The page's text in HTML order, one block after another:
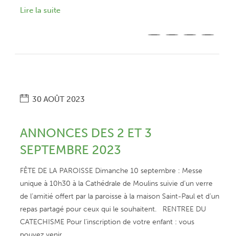
Lire la suite
30 AOÛT 2023
ANNONCES DES 2 ET 3
SEPTEMBRE 2023
FÊTE DE LA PAROISSE Dimanche 10 septembre : Messe
unique à 10h30 à la Cathédrale de Moulins suivie d’un verre
de l’amitié offert par la paroisse à la maison Saint-Paul et d’un
repas partagé pour ceux qui le souhaitent. RENTREE DU
CATECHISME Pour l’inscription de votre enfant : vous